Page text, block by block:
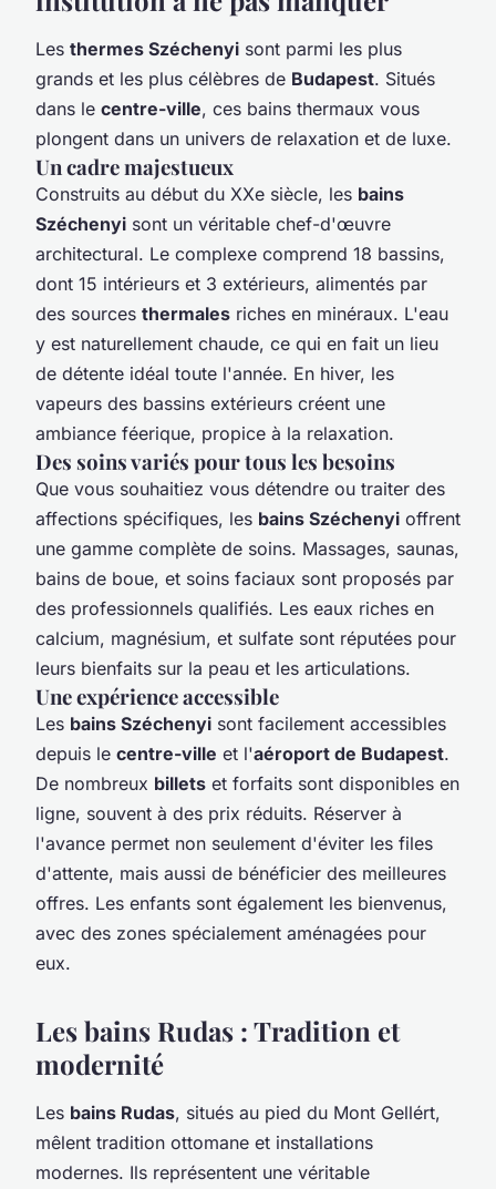
Les thermes Széchenyi sont parmi les plus
grands et les plus célèbres de Budapest. Situés
dans le centre-ville, ces bains thermaux vous
plongent dans un univers de relaxation et de luxe.
Un cadre majestueux
Construits au début du XXe siècle, les bains
Széchenyi sont un véritable chef-d'œuvre
architectural. Le complexe comprend 18 bassins,
dont 15 intérieurs et 3 extérieurs, alimentés par
des sources thermales riches en minéraux. L'eau
y est naturellement chaude, ce qui en fait un lieu
de détente idéal toute l'année. En hiver, les
vapeurs des bassins extérieurs créent une
ambiance féerique, propice à la relaxation.
Des soins variés pour tous les besoins
Que vous souhaitiez vous détendre ou traiter des
affections spécifiques, les bains Széchenyi offrent
une gamme complète de soins. Massages, saunas,
bains de boue, et soins faciaux sont proposés par
des professionnels qualifiés. Les eaux riches en
calcium, magnésium, et sulfate sont réputées pour
leurs bienfaits sur la peau et les articulations.
Une expérience accessible
Les bains Széchenyi sont facilement accessibles
depuis le centre-ville et l'aéroport de Budapest.
De nombreux billets et forfaits sont disponibles en
ligne, souvent à des prix réduits. Réserver à
l'avance permet non seulement d'éviter les files
d'attente, mais aussi de bénéficier des meilleures
offres. Les enfants sont également les bienvenus,
avec des zones spécialement aménagées pour
eux.
Les bains Rudas : Tradition et
modernité
Les bains Rudas, situés au pied du Mont Gellért,
mêlent tradition ottomane et installations
modernes. Ils représentent une véritable